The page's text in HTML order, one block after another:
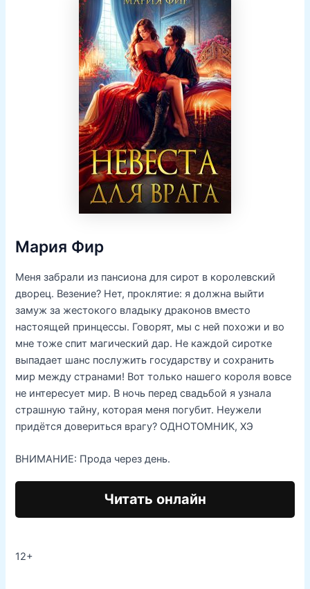
Мария Фир
Меня забрали из пансиона для сирот в королевский
дворец. Везение? Нет, проклятие: я должна выйти
замуж за жестокого владыку драконов вместо
настоящей принцессы. Говорят, мы с ней похожи и во
мне тоже спит магический дар. Не каждой сиротке
выпадает шанс послужить государству и сохранить
мир между странами! Вот только нашего короля вовсе
не интересует мир. В ночь перед свадьбой я узнала
страшную тайну, которая меня погубит. Неужели
придётся довериться врагу? ОДНОТОМНИК, ХЭ
ВНИМАНИЕ: Прода через день.
Читать онлайн
12+